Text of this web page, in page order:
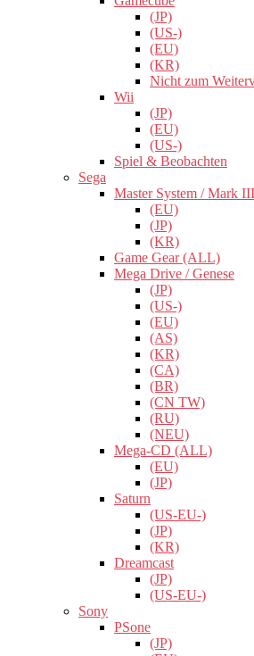
(JP)
(US-)
(EU)
(KR)
Nicht zum
Wii
(JP)
(EU)
(US-)
Spiel & Beobachten
Sega
Master System / Mark III
(EU)
(JP)
(KR)
Game Gear (ALL)
Mega Drive / Genese
(JP)
(US-)
(EU)
(AS)
(KR)
(CA)
(BR)
(CN TW)
(RU)
(NEU)
Mega-CD (ALL)
(EU)
(JP)
Saturn
(US-EU-)
(JP)
(KR)
Dreamcast
(JP)
(US-EU-)
Sony
PSone
(JP)